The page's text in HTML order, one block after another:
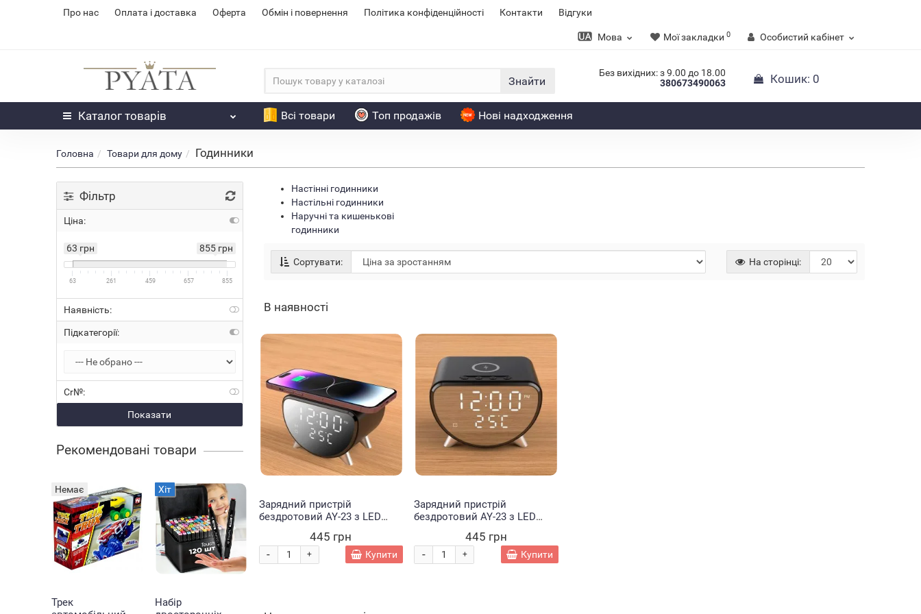
Про нас Оплата і доставка Оферта Обмін і повернення Політика конфіденційності Контакти Відгуки
Мова Мої закладки 0 Особистий кабінет
Знайти
Без вихідних: з 9.00 до 18.00
380673490063
Кошик: 0
Каталог товарів Всі товари Топ продажів Нові надходження
Головна Товари для дому Годинники
Фільтр
Ціна:
63 грн 855 грн
63 261 459 657 855
Наявність:
Підкатегорії:
Cr№:
Показати
Рекомендовані товари
Немає
Трек
Хіт
Набір
Настінні годинники
Настільні годинники
Наручні та кишенькові
годинники
Сортувати: На сторінці:
В наявності
Зарядний пристрій
бездротовий AY-23 з LED
дерево/219 (В)445 грн
+
- Купити
Зарядний пристрій
бездротовий AY-23 з LED
445 грн
+
- Купити